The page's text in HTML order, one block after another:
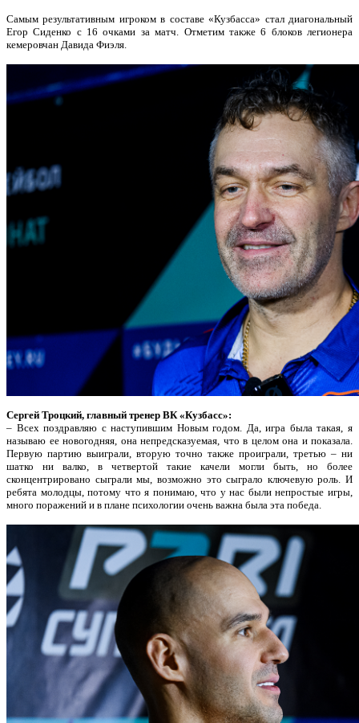
Самым результативным игроком в составе «Кузбасса» стал диагональный
Егор Сиденко с 16 очками за матч. Отметим также 6 блоков легионера
кемеровчан Давида Фиэля.
Сергей Троцкий, главный тренер ВК «Кузбасс»:
– Всех поздравляю с наступившим Новым годом. Да, игра была такая, я
называю ее новогодняя, она непредсказуемая, что в целом она и показала.
Первую партию выиграли, вторую точно также проиграли, третью – ни
шатко ни валко, в четвертой такие качели могли быть, но более
сконцентрировано сыграли мы, возможно это сыграло ключевую роль. И
ребята молодцы, потому что я понимаю, что у нас были непростые игры,
много поражений и в плане психологии очень важна была эта победа.